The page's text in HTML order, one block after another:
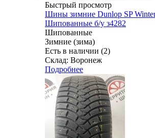
Быстрый просмотр
Шины зимние Dunlop SP
Шипованные б/у з4282
Шипованные
Зимние (зима)
Есть в наличии (2)
Склад: Воронеж
Подробнее